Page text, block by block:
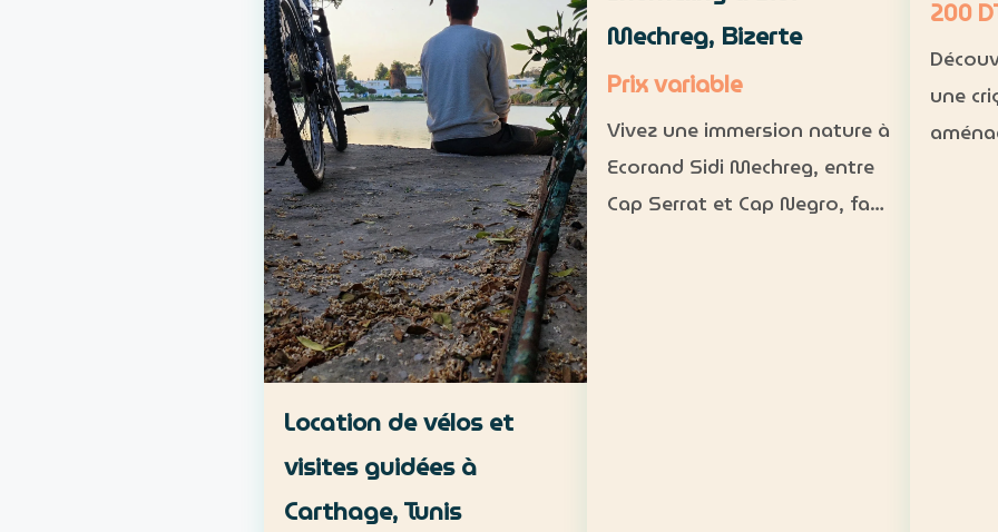
Location de vélos et
visites guidées à
Carthage, Tunis
Mechreg, Bizerte
Prix variable
Vivez une immersion nature à
Ecorand Sidi Mechreg, entre
Cap Serrat et Cap Negro, face
200
une